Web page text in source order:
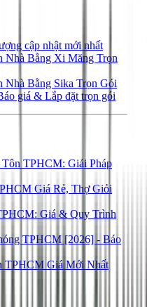
cập nhật mới nhất
Nhà Bằng Xi Măng Trọn
Nhà Bằng Sika Trọn Gói
giá & Lắp đặt trọn gói
TPHCM: Giải Pháp
Giá Rẻ, Thợ Giỏi
Giá & Quy Trình
TPHCM [2026] - Báo
TPHCM Giá Mới Nhất